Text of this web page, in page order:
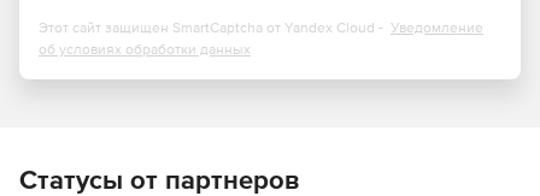
Значительное снижение затрат на использование
сети Интернет.
сторонние службы проверки (ICAP-протокол), со всеми
Этот сайт защищен SmartCaptcha от Yandex Cloud - Уведомление
об условиях обработки данных
Статусы от партнеров